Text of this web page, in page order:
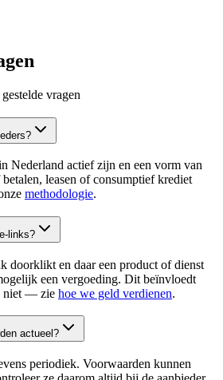
vragen
Nederland actief zijn en een vorm van
leasen of consumptief krediet
methodologie.
links?
doorklikt en daar een product of dienst
een vergoeding. Dit beïnvloedt
niet — zie hoe we geld verdienen.
actueel?
periodiek. Voorwaarden kunnen